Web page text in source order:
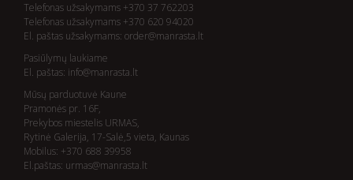
Telefonas užsakymams +370 37 762203
Telefonas užsakymams +370 620 94020
El. paštas užsakymams: order@manrasta.lt
Pasiūlymų laukiame
El. paštas: info@manrasta.lt
Mūsų parduotuvė Kaune
Pramonės pr. 16F,
Prekybos miestelis URMAS,
Rytinė Galerija, 17-Salė,5 vieta, Kaunas
Mobilus: +370 688 39958
El.paštas: urmas@manrasta.lt